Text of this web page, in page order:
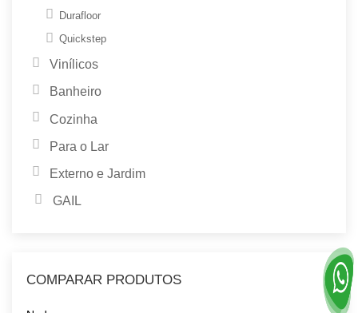
Durafloor
Quickstep
Vinílicos
Banheiro
Cozinha
Para o Lar
Externo e Jardim
GAIL
COMPARAR PRODUTOS